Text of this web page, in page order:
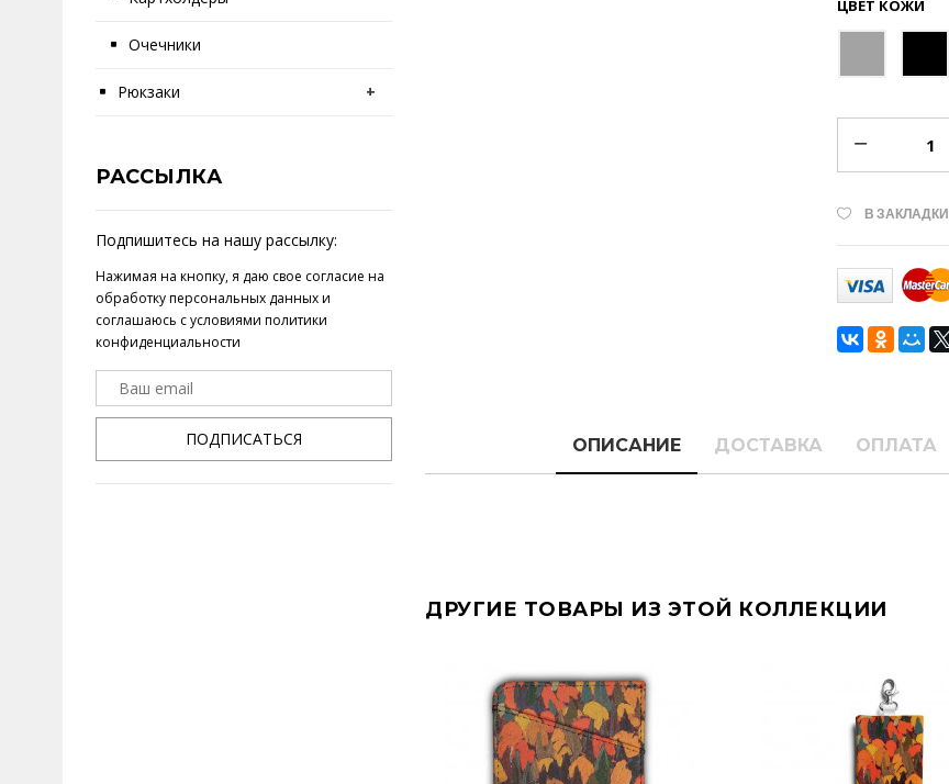
Очечники
Рюкзаки +
РАССЫЛКА
Подпишитесь на нашу рассылку:
Нажимая на кнопку, я даю свое согласие на
обработку персональных данныхи
соглашаюсь с условиями политики
конфиденциальности
ПОДПИСАТЬСЯ
ЦВЕТ КОЖИ
В ЗАКЛАДКИ
ОПИСАНИЕ ДОСТАВКА ОПЛАТА
ДРУГИЕ ТОВАРЫ ИЗ ЭТОЙ КОЛЛЕКЦИИ